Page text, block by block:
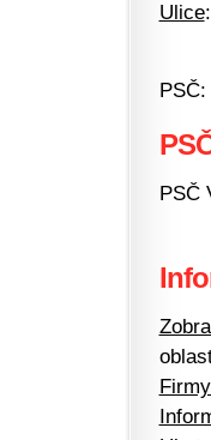
Ulice
PSČ:
PSČ